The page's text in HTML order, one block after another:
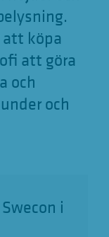
köpa
att göra
och
och
i